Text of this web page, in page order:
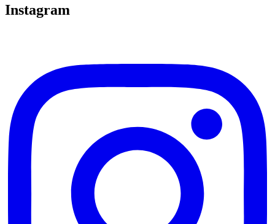
Instagram